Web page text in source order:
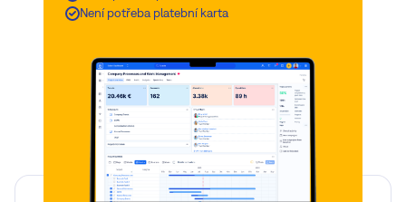
Není potřeba platební karta